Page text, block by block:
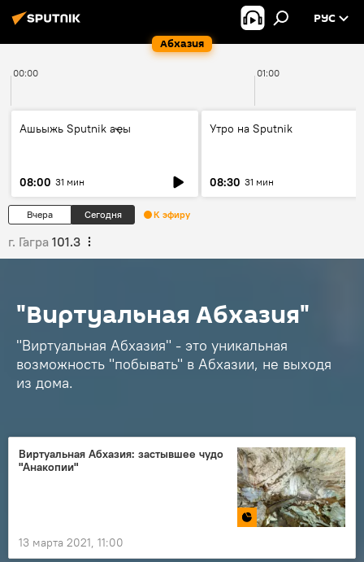
Абхазия
РУС
00:00 01:00
Ашьыжь Sputnik аҿы
08:00 31 мин
Утро на Sputnik
08:30 31 мин
Вчера Сегодня К эфиру
г. Гагра 101.3
"Виртуальная Абхазия"
"Виртуальная Абхазия" - это уникальная
возможность "побывать" в Абхазии, не выходя
из дома.
Виртуальная Абхазия: застывшее чудо
"Анакопии"
13 марта 2021, 11:00